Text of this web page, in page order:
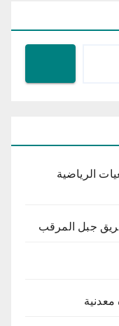
الرياضية
جبل المرقب